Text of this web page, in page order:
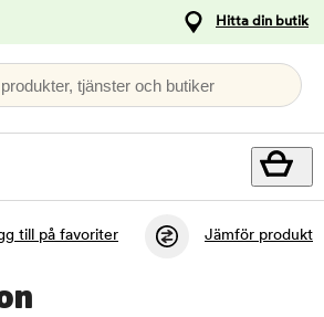
Hitta din butik
tjänster och butiker
till på favoriter Jämför produkt